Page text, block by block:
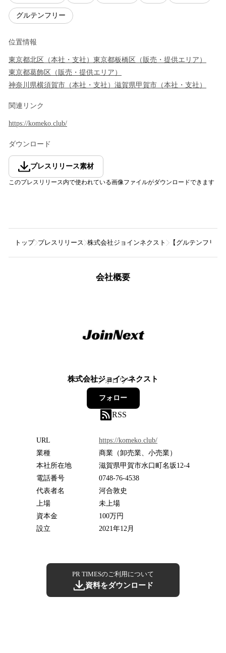
グルテンフリー
位置情報
東京都北区 （本社・支社 ） 東京都板橋区 （ 販売・提供エリア ）
東京都葛飾区 （ 販売・提供エリア ）
神奈川県横須賀市 （本社・支社 ） 滋賀県甲賀市 （本社・支社 ）
関連リンク
https://komeko.club/
ダウンロード
プレスリリース素材
このプレスリリース内で使われている画像ファイルがダウンロードできます
トップ プレスリリース 株式会社ジョインネクスト 【グルテンフリ
会社概要
株式会社ジョインネクスト
3フォロワー
フォロー
RSS
URL
https://komeko.club/
業種
商業（卸売業、小売業）
本社所在地
滋賀県甲賀市水口町名坂12-4
電話番号
0748-76-4538
代表者名
河合敦史
上場
未上場
資本金
100万円
設立
2021年12月
PR TIMESのご利用について
資料をダウンロード